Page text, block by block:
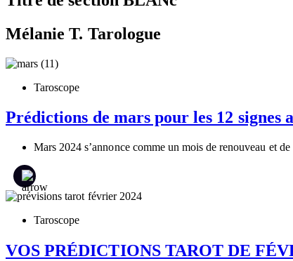
Mélanie T. Tarologue
Taroscope
Prédictions de mars pour les 12 signes
Mars 2024 s’annonce comme un mois de renouveau et
Taroscope
VOS PRÉDICTIONS TAROT DE